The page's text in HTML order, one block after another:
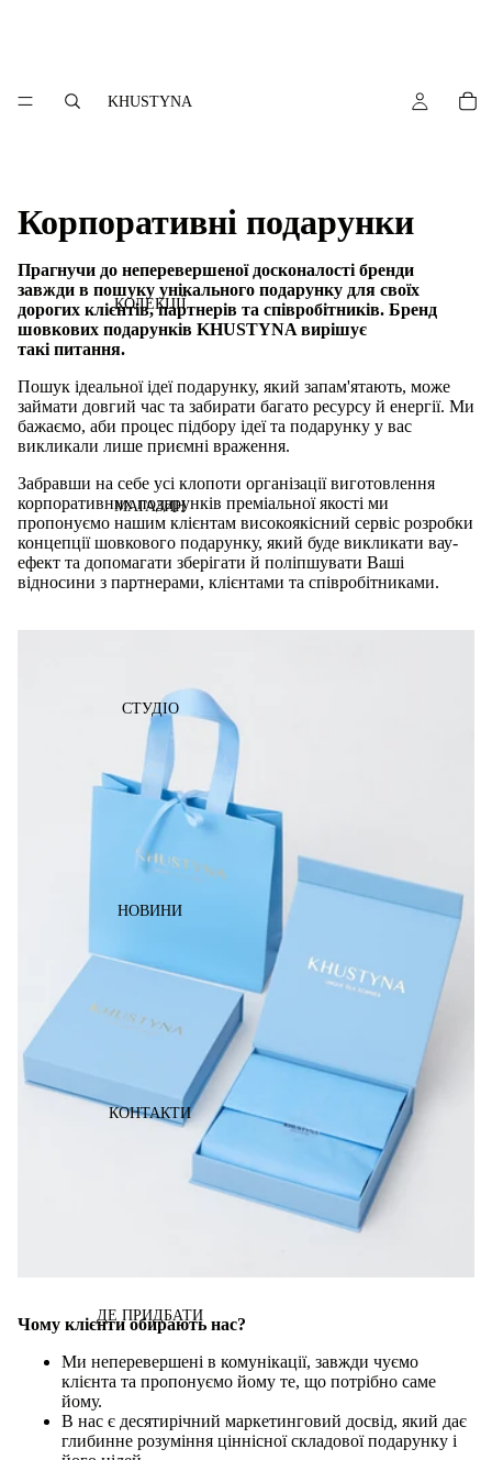
KHUSTYNA
КОЛЕКЦІЇ
МАГАЗИН
СТУДІО
НОВИНИ
КОНТАКТИ
ДЕ ПРИДБАТИ
Корпоративні подарунки
Прагнучи до неперевершеної досконалості бренди
завжди в пошуку унікального подарунку для своїх
дорогих клієнтів, партнерів та співробітників. Бренд
шовкових подарунків KHUSTYNA вирішує
такі питання.
Пошук ідеальної ідеї подарунку, який запам'ятають, може
займати довгий час та забирати багато ресурсу й енергії. Ми
бажаємо, аби процес підбору ідеї та подарунку у вас
викликали лише приємні враження.
Забравши на себе усі клопоти організації виготовлення
корпоративних подарунків преміальної якості ми
пропонуємо нашим клієнтам високоякісний сервіс розробки
концепції шовкового подарунку, який буде викликати вау-
ефект та допомагати зберігати й поліпшувати Ваші
відносини з партнерами, клієнтами та співробітниками.
Чому клієнти обирають нас?
Ми неперевершені в комунікації, завжди чуємо
клієнта та пропонуємо йому те, що потрібно саме
йому.
В нас є десятирічний маркетинговий досвід, який дає
глибинне розуміння ціннісної складової подарунку і